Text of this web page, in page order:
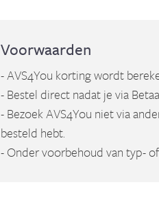
Voorwaarden
- AVS4You korting wordt
- Bestel direct nadat je via
- Bezoek AVS4You niet via
besteld hebt.
- Onder voorbehoud van typ-